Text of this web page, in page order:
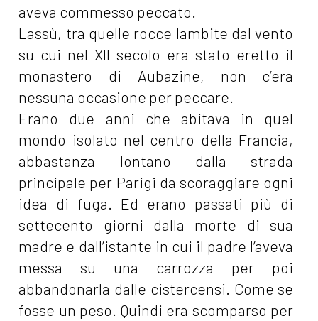
aveva commesso peccato.
Lassù, tra quelle rocce lambite dal vento
su cui nel XII secolo era stato eretto il
monastero di Aubazine, non c’era
nessuna occasione per peccare.
Erano due anni che abitava in quel
mondo isolato nel centro della Francia,
abbastanza lontano dalla strada
principale per Parigi da scoraggiare ogni
idea di fuga. Ed erano passati più di
settecento giorni dalla morte di sua
madre e dall’istante in cui il padre l’aveva
messa su una carrozza per poi
abbandonarla dalle cistercensi. Come se
fosse un peso. Quindi era scomparso per